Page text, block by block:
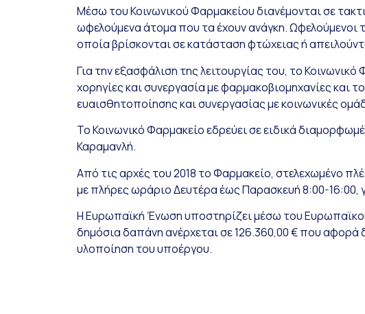
Μέσω του Κοινωνικού Φαρμακείου διανέμονται σε
ωφελούμενα άτομα που τα έχουν ανάγκη. Ωφελούμενοι
οποία βρίσκονται σε κατάσταση φτώχειας ή
Για την εξασφάλιση της λειτουργίας του, το
χορηγίες και συνεργασία με φαρμακοβιομηχανίες και
ευαισθητοποίησης και συνεργασίας με κοινωνικές
Το Κοινωνικό Φαρμακείο εδρεύει σε ειδικά
Καραμανλή.
Από τις αρχές του 2018 το Φαρμακείο, στελεχωμένο
με πλήρες ωράριο Δευτέρα έως Παρασκευή 8:00-16:00,
Η Ευρωπαϊκή Ένωση υποστηρίζει μέσω του Ευρωπαϊκού
δημόσια δαπάνη ανέρχεται σε 126.360,00 € που αφορά
υλοποίηση του υποέργου.